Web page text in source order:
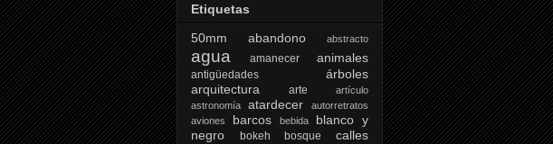
Etiquetas
50mm
abandono abstracto
agua amanecer animales
antigüedades
árboles
arquitectura
arte
artículo
astronomía
atardecer
autorretratos
aviones
barcos bebida
blanco y
negro
bokeh bosque
calles